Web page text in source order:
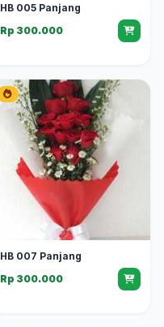
HB 005 Panjang
Rp 300.000
HB 007 Panjang
Rp 300.000